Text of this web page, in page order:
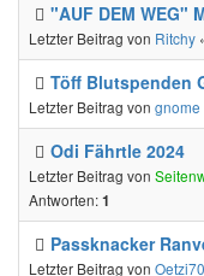
"AUF DEM WEG"
Letzter Beitrag von Ritchy
Töff Blutspenden
Letzter Beitrag von gnome
Odi Fährtle 2024
Letzter Beitrag von
Antworten:1
Passknacker
Letzter Beitrag von Oetzi70